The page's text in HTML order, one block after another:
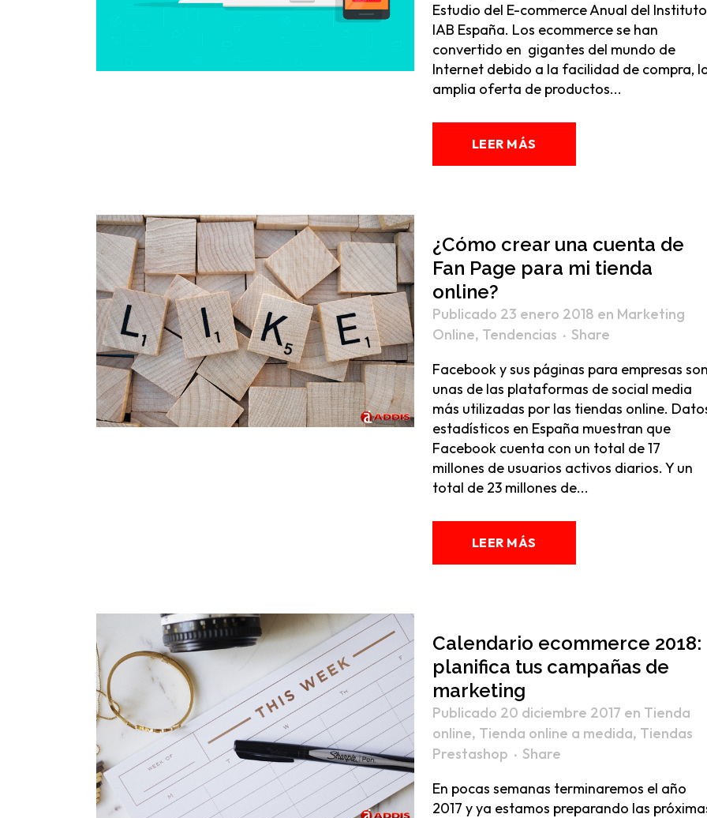
Estudio del E-commerce Anual del Instituto
IAB España. Los ecommerce se han
convertido en gigantes del mundo de
Internet debido a la facilidad de compra,
amplia oferta de productos...
LEER MÁS
¿Cómo crear una cuenta de
Fan Page para mi tienda
online?
Publicado 23 enero 2018 en Marketing
Online, Tendencias
Share
Facebook y sus páginas para empresas
unas de las plataformas de social media
más utilizadas por las tiendas online.
estadísticos en España muestran que
Facebook cuenta con un total de 17
millones de usuarios activos diarios. Y un
total de 23 millones de...
LEER MÁS
Calendario ecommerce 2018:
planifica tus campañas de
marketing
Publicado 20 diciembre 2017 en Tienda
online, Tienda online a medida, Tiendas
Prestashop
Share
En pocas semanas terminaremos el año
2017 y ya estamos preparando las